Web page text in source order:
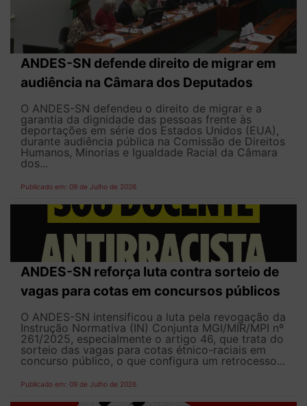
ANDES-SN defende direito de migrar em
audiência na Câmara dos Deputados
O ANDES-SN defendeu o direito de migrar e a
garantia da dignidade das pessoas frente às
deportações em série dos Estados Unidos (EUA),
durante audiência pública na Comissão de Direitos
Humanos, Minorias e Igualdade Racial da Câmara
dos...
Publicado em: 09 de Julho de 2026
ANDES-SN reforça luta contra sorteio de
vagas para cotas em concursos públicos
O ANDES-SN intensificou a luta pela revogação da
Instrução Normativa (IN) Conjunta MGI/MIR/MPI nº
261/2025, especialmente o artigo 46, que trata do
sorteio das vagas para cotas étnico-raciais em
concurso público, o que configura um retrocesso...
Publicado em: 09 de Julho de 2026